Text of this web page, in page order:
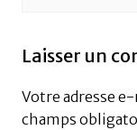
Laisser un
Votre adresse
champs